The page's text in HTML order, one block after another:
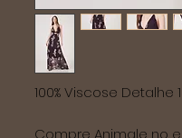
100% Viscose Detalhe